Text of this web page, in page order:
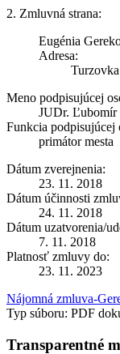
2. Zmluvná strana:
Eugénia
Adresa:
Meno podpisujúcej
JUDr. Ľubomír
Funkcia podpisujúcej
primátor mesta
Dátum zverejnenia:
23. 11. 2018
Dátum účinnosti
24. 11. 2018
Dátum uzatvorenia/
7. 11. 2018
Platnosť zmluvy do:
23. 11. 2023
Nájomná zmluva-
Typ súboru: PDF
Transparentné